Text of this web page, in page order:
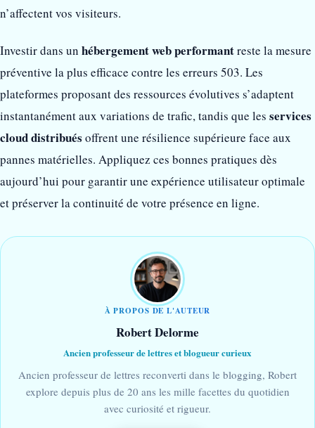
n’affectent vos visiteurs.
Investir dans un hébergement web performantreste la mesure
préventive la plus efficace contre les erreurs 503. Les
plateformes proposant des ressources évolutives s’adaptent
instantanément aux variations de trafic, tandis que les services
cloud distribués offrent une résilience supérieure face aux
pannes matérielles. Appliquez ces bonnes pratiques dès
aujourd’hui pour garantir une expérience utilisateur optimale
et préserver la continuité de votre présence en ligne.
À PROPOS DE L'AUTEUR
Robert Delorme
Ancien professeur de lettres et blogueur curieux
Ancien professeur de lettres reconverti dans le blogging, Robert
explore depuis plus de 20 ans les mille facettes du quotidien
avec curiosité et rigueur.